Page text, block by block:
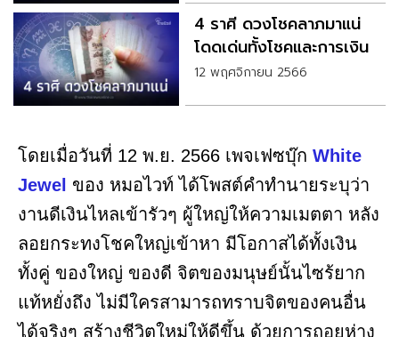
4 ราศี ดวงโชคลาภมาแน่
โดดเด่นทั้งโชคและการเงิน
12 พฤศจิกายน 2566
โดยเมื่อวันที่ 12 พ.ย. 2566 เพจเฟซบุ๊ก White
Jewel ของ หมอไวท์ ได้โพสต์คำทำนายระบุว่า
งานดีเงินไหลเข้ารัวๆ ผู้ใหญ่ให้ความเมตตา หลัง
ลอยกระทงโชคใหญ่เข้าหา มีโอกาสได้ทั้งเงิน
ทั้งคู่ ของใหญ่ ของดี จิตของมนุษย์นั้นไซร้ยาก
แท้หยั่งถึง ไม่มีใครสามารถทราบจิตของคนอื่น
ได้จริงๆ สร้างชีวิตใหม่ให้ดีขึ้น ด้วยการถอยห่าง